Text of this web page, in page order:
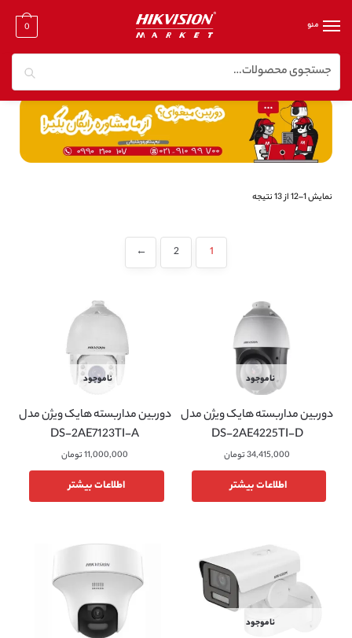
منو 0
خانه / محصولات برچسب خورده “دوربین گردان هایک ویژن”
نمایش 1–12 از 13 نتیجه
1
2
←
ناموجود
دوربین مداربسته هایک ویژن مدل
DS-2AE4225TI-D
34,415,000تومان
اطلاعات بیشتر
ناموجود
دوربین مداربسته هایک ویژن مدل
DS-2AE7123TI-A
11,000,000تومان
اطلاعات بیشتر
ناموجود